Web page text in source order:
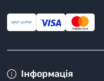
Інформація